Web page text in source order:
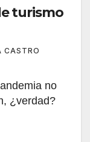
turismo
CASTRO
no
¿verdad?